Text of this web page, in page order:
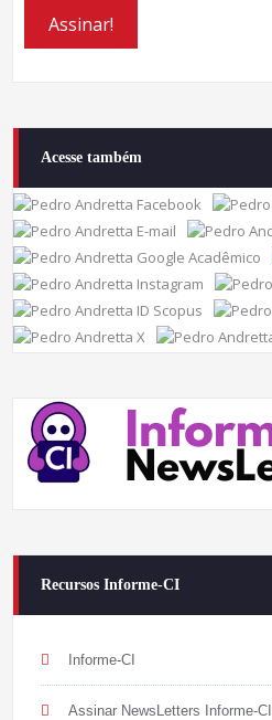
Acesse também
Recursos Informe-CI
Informe-CI
Assinar NewsLetters Informe-CI